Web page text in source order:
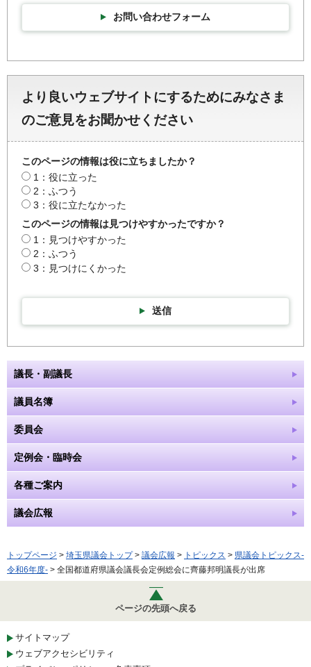
お問い合わせフォーム
より良いウェブサイトにするためにみなさま
のご意見をお聞かせください
このページの情報は役に立ちましたか？
1：役に立った
2：ふつう
3：役に立たなかった
このページの情報は見つけやすかったですか？
1：見つけやすかった
2：ふつう
3：見つけにくかった
送信
議長・副議長
議員名簿
委員会
定例会・臨時会
各種ご案内
議会広報
トップページ > 埼玉県議会トップ> 議会広報 > トピックス > 県議会トピックス-
令和6年度- > 全国都道府県議会議長会定例総会に齊藤邦明議長が出席
ページの先頭へ戻る
サイトマップ
ウェブアクセシビリティ